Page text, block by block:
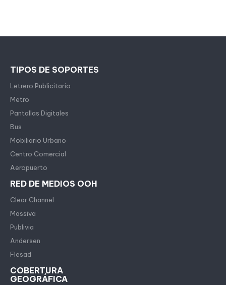
TIPOS DE SOPORTES
Letrero Publicitario
Metro
Pantallas Digitales
Bus
Mobiliario Urbano
Centro Comercial
Aeropuerto
RED DE MEDIOS OOH
Clear Channel
Massiva
Publivia
Andersen
Flesad
COBERTURA
GEOGRÁFICA